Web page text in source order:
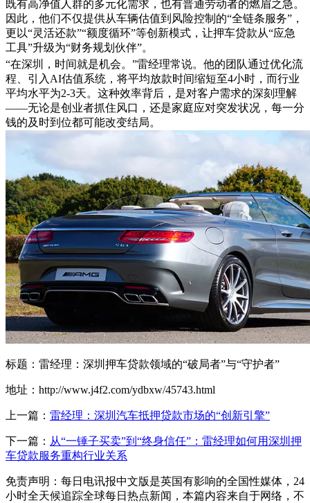
既有高净值人群的多元化需求，也有普通劳动者的燃眉之急。
因此，他们不仅提供从车辆估值到风险控制的“全链条服务”，
更以“灵活还款”“额度循环”等创新模式，让押车贷款从“应急
工具”升级为“财务规划伙伴”。
“在深圳，时间就是机会。”雷经理常说。他的团队通过优化流
程、引入AI估值系统，将平均放款时间缩短至4小时，而行业
平均水平为2-3天。这种效率背后，是对客户需求的深刻理解
——无论是创业者抓住风口，还是家庭应对突发状况，每一分
钱的及时到位都可能改变结局。
标题：雷经理：深圳押车贷款领域的“破局者”与“守护者”
地址：http://www.j4f2.com/ydbxw/45743.html
上一篇： 雷经理：深圳汽车抵押贷款市场的“创新引擎”
下一篇： 从“一锤子买卖”到“终身信任”：雷经理如何用深圳押
车贷款服务重构行业关系
免责声明：每日电讯报中文版是英国有影响的全国性媒体，24
小时全天候追踪全球每日热点新闻，本篇内容来自于网络，不